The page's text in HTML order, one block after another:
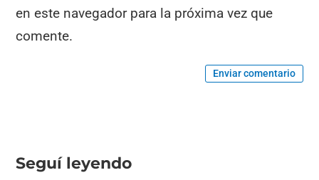
en este navegador para la próxima vez que
comente.
Enviar comentario
Seguí leyendo